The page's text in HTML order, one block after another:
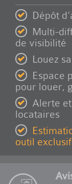
Dépôt
Multi-
de visibilité
Louez
Espace
pour louer,
Alerte
locataires
outil